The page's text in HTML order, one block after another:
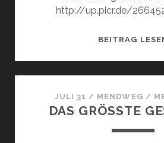
http://up.picr.de/
BEITRAG
JULI 31 / MENDWEG /
DAS GRÖSSTE